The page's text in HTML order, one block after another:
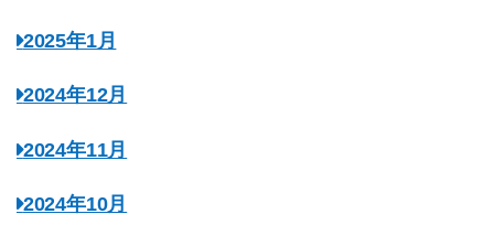
2025年1月
2024年12月
2024年11月
2024年10月